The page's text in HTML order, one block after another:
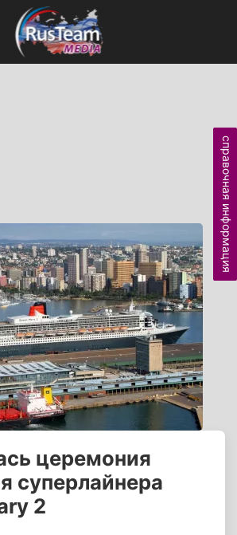
церемония
суперлайнера
2
справочная информация